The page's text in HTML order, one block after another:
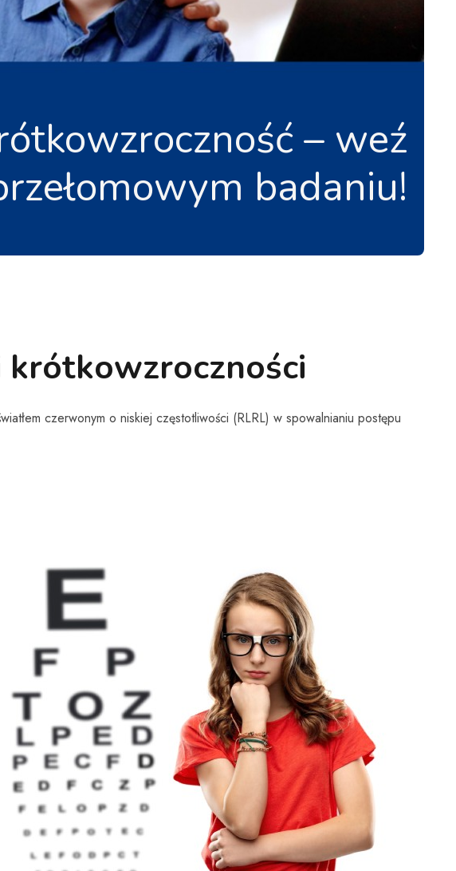
– weź
badaniu!
krótkowzroczności
czerwonym o niskiej częstotliwości (RLRL) w spowalnianiu postępu